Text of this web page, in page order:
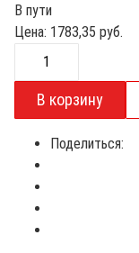
В пути
Цена: 1783,35 руб.
Поделиться: